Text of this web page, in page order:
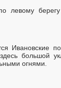
левому
Ивановские
большой
огнями.